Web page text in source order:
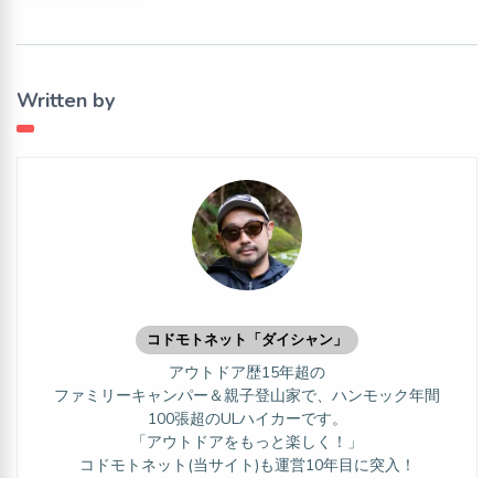
Written by
コドモトネット「ダイシャン」
アウトドア歴15年超の
ファミリーキャンパー＆親子登山家で、ハンモック年間
100張超のULハイカーです。
「アウトドアをもっと楽しく！」
コドモトネット(当サイト)も運営10年目に突入！